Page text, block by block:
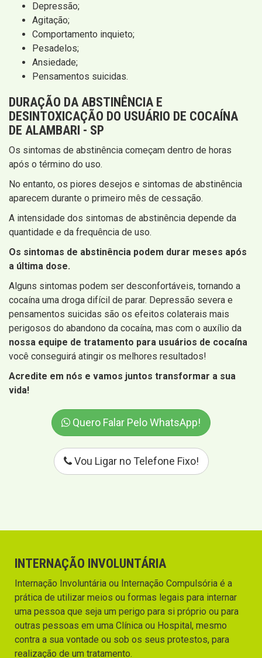
Depressão;
Agitação;
Comportamento inquieto;
Pesadelos;
Ansiedade;
Pensamentos suicidas.
DURAÇÃO DA ABSTINÊNCIA E
DESINTOXICAÇÃO DO USUÁRIO DE COCAÍNA
DE ALAMBARI - SP
Os sintomas de abstinência começam dentro de horas
após o término do uso.
No entanto, os piores desejos e sintomas de abstinência
aparecem durante o primeiro mês de cessação.
A intensidade dos sintomas de abstinência depende da
quantidade e da frequência de uso.
Os sintomas de abstinência podem durar meses após
a última dose.
Alguns sintomas podem ser desconfortáveis, tornando a
cocaína uma droga difícil de parar. Depressão severa e
pensamentos suicidas são os efeitos colaterais mais
perigosos do abandono da cocaína, mas com o auxílio da
nossa equipe de tratamento para usuários de cocaína
você conseguirá atingir os melhores resultados!
Acredite em nós e vamos juntos transformar a sua
vida!
Quero Falar Pelo WhatsApp!
Vou Ligar no Telefone Fixo!
INTERNAÇÃO INVOLUNTÁRIA
Internação Involuntária ou Internação Compulsória é a
prática de utilizar meios ou formas legais para internar
uma pessoa que seja um perigo para si próprio ou para
outras pessoas em uma Clínica ou Hospital, mesmo
contra a sua vontade ou sob os seus protestos, para
realização de um tratamento.